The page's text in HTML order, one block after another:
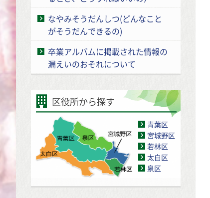
なやみそうだんしつ(どんなこと
がそうだんできるの)
卒業アルバムに掲載された情報の
漏えいのおそれについて
区役所から探す
青葉区
宮城野区
若林区
太白区
泉区